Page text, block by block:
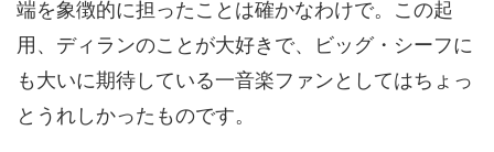
端を象徴的に担ったことは確かなわけで。この起
用、ディランのことが大好きで、ビッグ・シーフに
も大いに期待している一音楽ファンとしてはちょっ
とうれしかったものです。